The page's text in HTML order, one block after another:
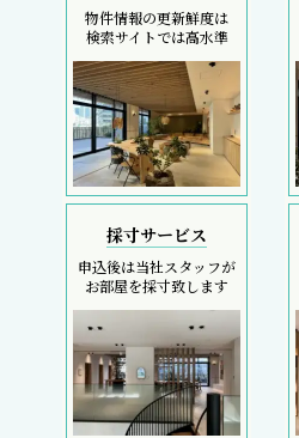
物件情報の更新鮮度は
検索サイトでは高水準
採寸サービス
申込後は当社スタッフが
お部屋を採寸致します